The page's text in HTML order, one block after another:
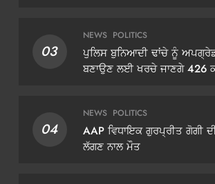
03
NEWS POLITICS
ਪੁਲਿਸ ਬੁਨਿਆਦੀ ਢਾਂਚੇ ਨੂੰ
ਬਣਾਉਣ ਲਈ ਖਰਚੇ ਜਾਣਗੇ 426
04
NEWS POLITICS
AAP ਵਿਧਾਇਕ ਗੁਰਪ੍ਰੀਤ ਗੋਗੀ
ਲੱਗਣ ਨਾਲ ਮੌਤ